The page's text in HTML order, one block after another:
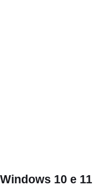
10 e 11